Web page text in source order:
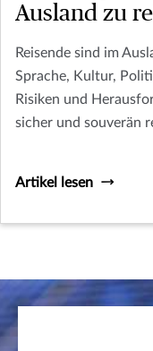
Ausland zu
Reisende sind im
Sprache, Kultur,
Risiken und
sicher und souverän
Artikel lesen